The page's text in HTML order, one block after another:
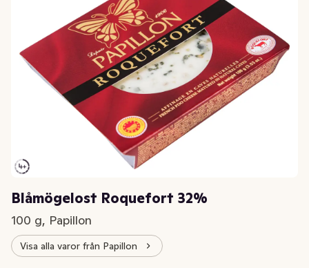
Blåmögelost Roquefort 32%
100 g, Papillon
Visa alla varor från Papillon